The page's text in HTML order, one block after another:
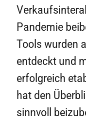
Pandemie
Tools wurden
entdeckt und
erfolgreich
hat den
sinnvoll